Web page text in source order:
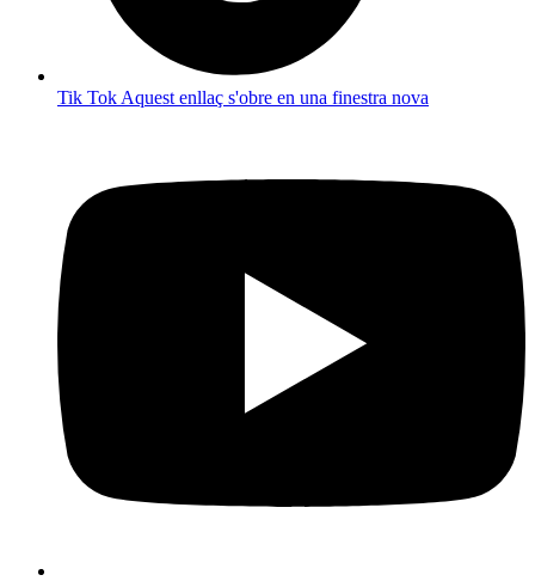
Tik TokAquest enllaç s'obre en una finestra nova